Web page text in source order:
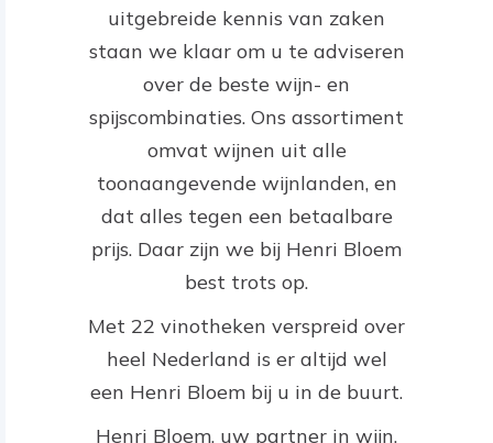
uitgebreide kennis van zaken
staan we klaar om u te adviseren
over de beste wijn- en
spijscombinaties. Ons assortiment
omvat wijnen uit alle
toonaangevende wijnlanden, en
dat alles tegen een betaalbare
prijs. Daar zijn we bij Henri Bloem
best trots op.
Met 22 vinotheken verspreid over
heel Nederland is er altijd wel
een Henri Bloem bij u in de buurt.
Henri Bloem, uw partner in wijn.